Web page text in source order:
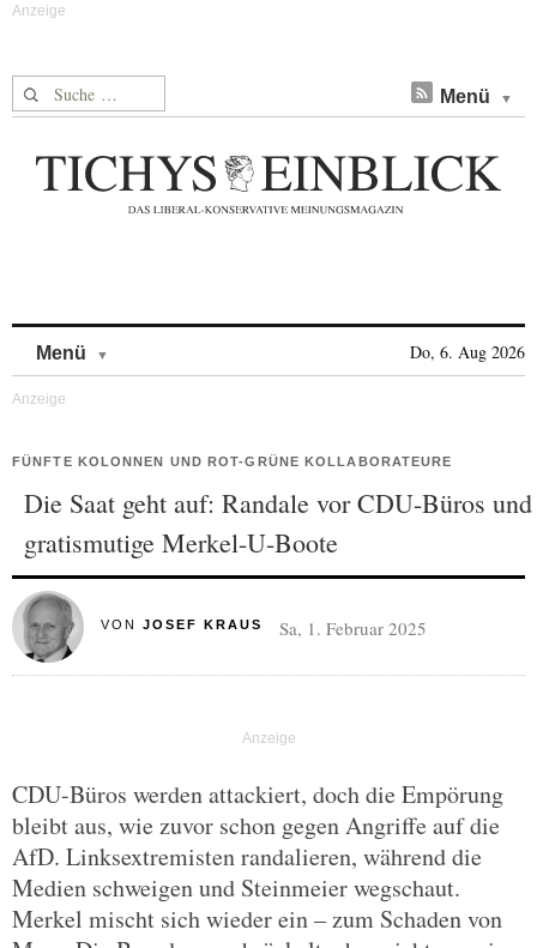
Suche nach: Menü
Menü Do, 6. Aug 2026
FÜNFTE KOLONNEN UND ROT-GRÜNE KOLLABORATEURE
Die Saat geht auf: Randale vor CDU-Büros und
gratismutige Merkel-U-Boote
VON JOSEF KRAUS Sa, 1. Februar 2025
CDU-Büros werden attackiert, doch die Empörung
bleibt aus, wie zuvor schon gegen Angriffe auf die
AfD. Linksextremisten randalieren, während die
Medien schweigen und Steinmeier wegschaut.
Merkel mischt sich wieder ein – zum Schaden von